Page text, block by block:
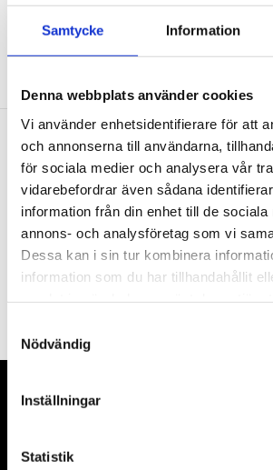
Samtycke Information
Denna webbplats använder cookies
Vi använder enhetsidentifierare för att
och annonserna till användarna,
för sociala medier och analysera vår
vidarebefordrar även sådana
information från din enhet till de sociala
annons- och analysföretag som vi
Dessa kan i sin tur kombinera
information som du har tillhandahållit
Nödvändig
Inställningar
Statistik
Nyhetsbrev
PRENUMERERA
Dina personuppgifter behandlas i enlighet med
VÅRA LEVERANTÖRER
Våra främsta leverantörer är KS Tools